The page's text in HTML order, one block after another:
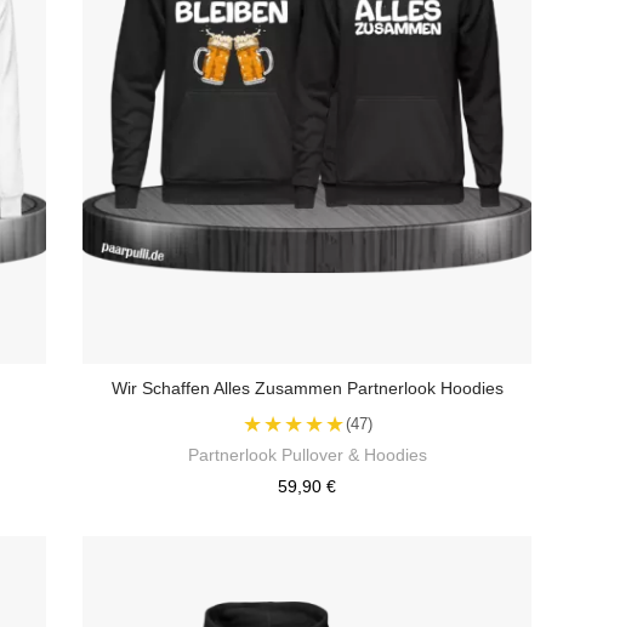
Wir Schaffen Alles Zusammen Partnerlook Hoodies
★★★★★(47)
Partnerlook Pullover & Hoodies
59,90 €